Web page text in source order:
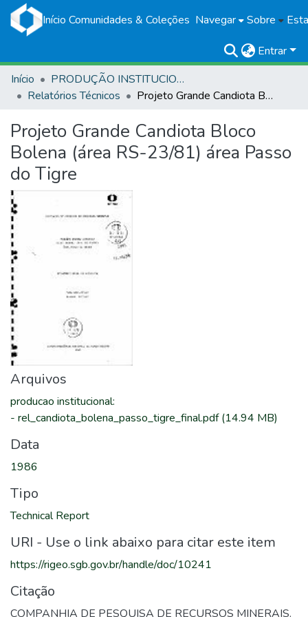
Início Comunidades & Coleções Navegar Sobre
Entrar
Início
PRODUÇÃO INSTITUCIONAL
Relatórios Técnicos
Projeto Grande Candiota Bloco Bolena (área RS-23/81) área Passo do Tigre
Projeto Grande Candiota Bloco
Bolena (área RS-23/81) área Passo
do Tigre
Arquivos
producao institucional:
- rel_candiota_bolena_passo_tigre_final.pdf(14.94 MB)
Data
1986
Tipo
Technical Report
URI - Use o link abaixo para citar este item
https://rigeo.sgb.gov.br/handle/doc/10241
Citação
COMPANHIA DE PESQUISA DE RECURSOS MINERAIS.